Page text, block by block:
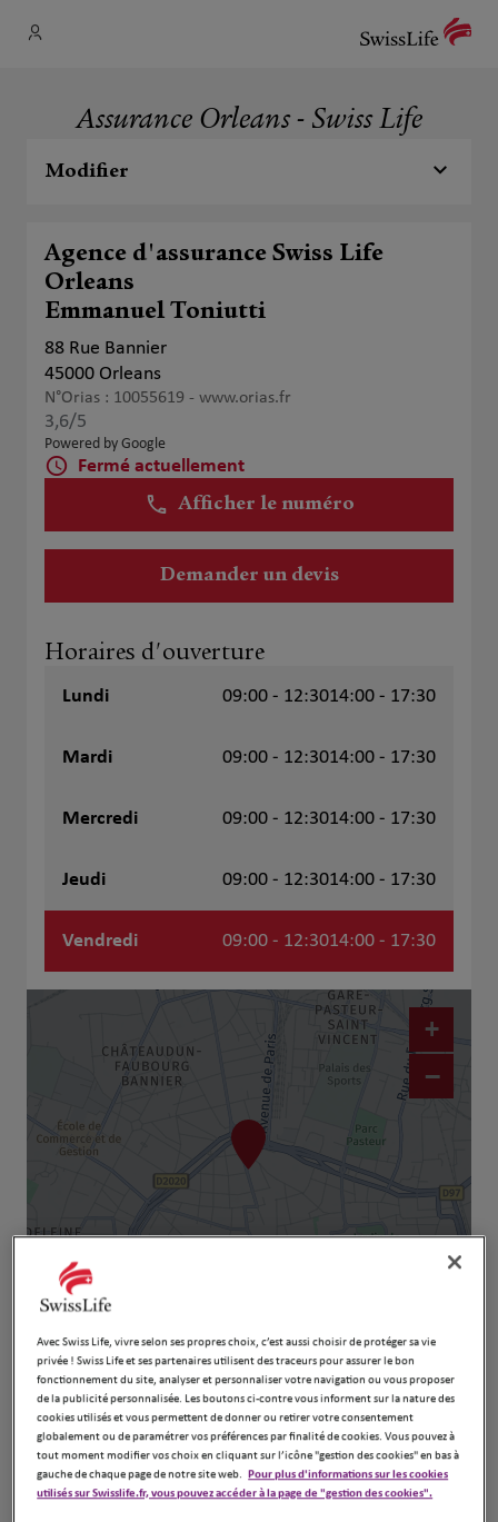
Assurance Orleans - Swiss Life
Modifier
Agence d'assurance Swiss Life
Orleans
Emmanuel Toniutti
88 Rue Bannier
45000 Orleans
N°Orias : 10055619 - www.orias.fr
3,6/5
Powered by Google
Fermé actuellement
Afficher le numéro
Demander un devis
Horaires d'ouverture
Lundi 09:00 - 12:3014:00 - 17:30
Mardi 09:00 - 12:3014:00 - 17:30
Mercredi 09:00 - 12:3014:00 - 17:30
Jeudi 09:00 - 12:3014:00 - 17:30
Vendredi 09:00 - 12:3014:00 - 17:30
+
−
Leaflet| Map ©2026HERE
Avec Swiss Life, vivre selon ses propres choix, c’est aussi choisir de protéger sa vie
privée ! Swiss Life et ses partenaires utilisent des traceurs pour assurer le bon
fonctionnement du site, analyser et personnaliser votre navigation ou vous proposer
de la publicité personnalisée. Les boutons ci-contre vous informent sur la nature des
cookies utilisés et vous permettent de donner ou retirer votre consentement
globalement ou de paramétrer vos préférences par finalité de cookies. Vous pouvez à
tout moment modifier vos choix en cliquant sur l’icône "gestion des cookies" en bas à
gauche de chaque page de notre site web. Pour plus d'informations sur les cookies
utilisés sur Swisslife.fr, vous pouvez accéder à la page de "gestion des cookies".